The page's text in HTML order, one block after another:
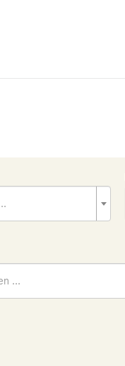
...